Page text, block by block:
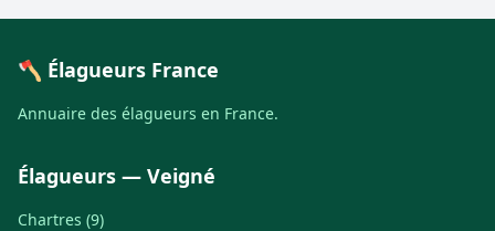
🪓 Élagueurs France
Annuaire des élagueurs en France.
Élagueurs — Veigné
Chartres (9)